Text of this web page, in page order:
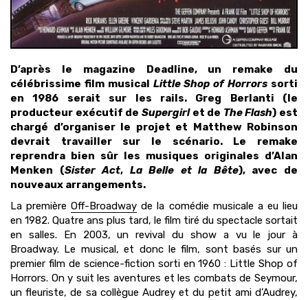
D’après le magazine Deadline, un remake du
célébrissime film musical Little Shop of Horrors sorti
en 1986 serait sur les rails. Greg Berlanti (le
producteur exécutif de Supergirlet de The Flash) est
chargé d’organiser le projet et Matthew Robinson
devrait travailler sur le scénario. Le remake
reprendra bien sûr les musiques originales d’Alan
Menken (Sister Act, La Belle et la Bête), avec de
nouveaux arrangements.
La premièreOff-Broadway de la comédie musicale a eu lieu
en 1982. Quatre ans plus tard, le film tiré du spectacle sortait
en salles. En 2003, un revival du show a vu le jour à
Broadway. Le musical, et donc le film, sont basés sur un
premier film de science-fiction sorti en 1960 : Little Shop of
Horrors. On y suit les aventures et les combats de Seymour,
un fleuriste, de sa collègue Audrey et du petit ami d’Audrey,